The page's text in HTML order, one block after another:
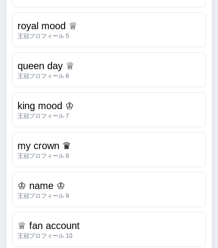
royal mood ♕
王冠プロフィール 5
queen day ♕
王冠プロフィール 6
king mood ♔
王冠プロフィール 7
my crown ♛
王冠プロフィール 8
♔ name ♔
王冠プロフィール 9
♕ fan account
王冠プロフィール 10